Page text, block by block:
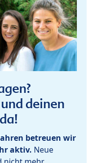
deinen
betreuen wir
aktiv. Neue